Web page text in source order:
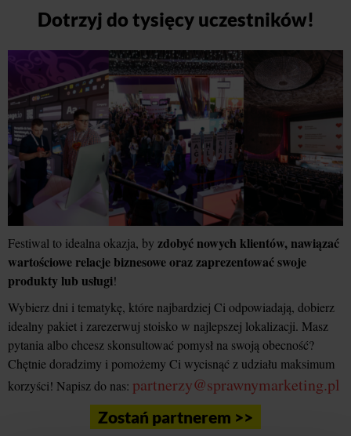
Dotrzyj do tysięcy uczestników!
Festiwal to idealna okazja, by zdobyć nowych klientów, nawiązać
wartościowe relacje biznesowe oraz zaprezentować swoje
produkty lub usługi!
Wybierz dni i tematykę, które najbardziej Ci odpowiadają, dobierz
idealny pakiet i zarezerwuj stoisko w najlepszej lokalizacji. Masz
pytania albo chcesz skonsultować pomysł na swoją obecność?
Chętnie doradzimy i pomożemy Ci wycisnąć z udziału maksimum
korzyści! Napisz do nas: partnerzy@sprawnymarketing.pl
Zostań partnerem >>